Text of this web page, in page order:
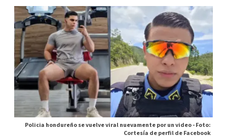
Policia hondureño se vuelve viral nuevamente por un video -Foto:
Cortesía de perfil de Facebook